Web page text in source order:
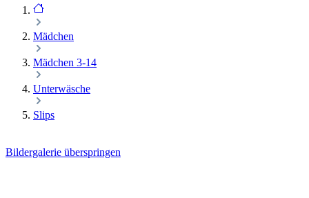
Mädchen
Mädchen 3-14
Unterwäsche
Slips
Bildergalerie überspringen